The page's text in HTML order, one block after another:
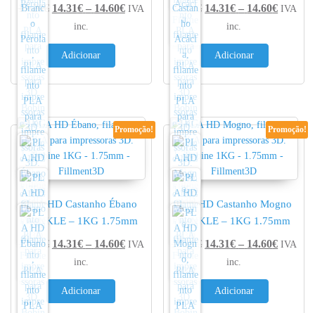
17.20€ 14.31€ – 14.60€Price range: 14.31€ through 14.60€
IVA
inc.
Adicionar
17.20€ 14.31€ – 14.60€Price
IVA
inc.
Adicionar
Promoção!
PLA HD Castanho Ébano
WINKLE – 1KG 1.75mm
17.20€ 14.31€ – 14.60€Price range: 14.31€ through 14.60€
IVA
inc.
Adicionar
Promoção!
PLA HD Castanho Mogno
WINKLE – 1KG 1.75mm
17.20€ 14.31€ – 14.60€Price
IVA
inc.
Adicionar